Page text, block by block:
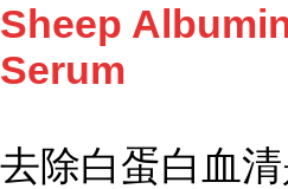
Sheep
Serum
去除白蛋白血